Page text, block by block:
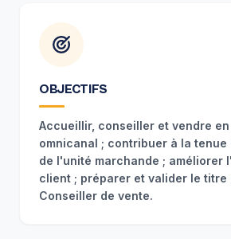
OBJECTIFS
Accueillir, conseiller et vendre
omnicanal ; contribuer à la tenue
de l'unité marchande ; améliorer
client ; préparer et valider le titre
Conseiller de vente.